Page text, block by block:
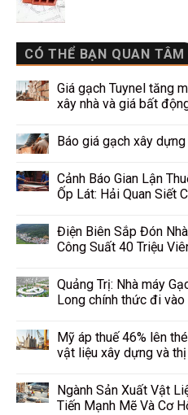
CÓ THỂ BẠN QUAN TÂM
Giá gạch Tuynel tăng
xây nhà và giá bất
Báo giá gạch xây dựng
Cảnh Báo Gian Lận
Ốp Lát: Hải Quan Siết
Điện Biên Sắp Đón
Công Suất 40 Triệu
Quảng Trị: Nhà máy
Long chính thức đi
Mỹ áp thuế 46% lên
vật liệu xây dựng và
Ngành Sản Xuất Vật
Tiến Mạnh Mẽ Và Cơ